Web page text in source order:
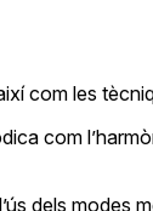
com les
com
dels modes